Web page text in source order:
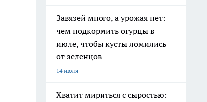
Завязей много, а урожая нет:
чем подкормить огурцы в
июле, чтобы кусты ломились
от зеленцов
14 июля
Хватит мириться с сыростью: